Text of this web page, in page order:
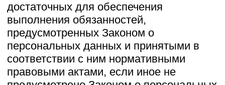
— требовать от оператора уточнения его
персональных данных, их блокирования
или уничтожения в случае, если
персональные данные являются
неполными, устаревшими, неточными,
незаконно полученными или не
являются необходимыми для
заявленной цели обработки, а также
принимать предусмотренные законом